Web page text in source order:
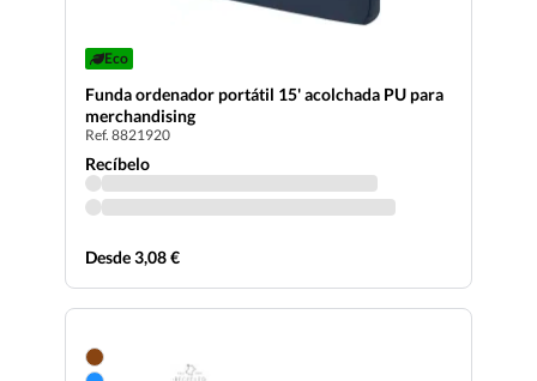
Eco
Funda ordenador portátil 15' acolchada PU para
merchandising
Ref. 8821920
Recíbelo
Desde 3,08 €